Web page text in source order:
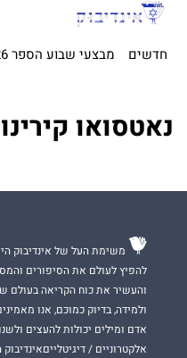
חדשים מבצעי שבוע הספר 2026
נאטסואו קירינו
משימת העל של אינדיבוק
להפיץ לעולם את הסיפורים
והעשיר את כוח הקריאה בעולם
ולמידה, בדיוק כמוכם, אנו
אדם ומילים יכולות להעצים
אלקטרוניים /